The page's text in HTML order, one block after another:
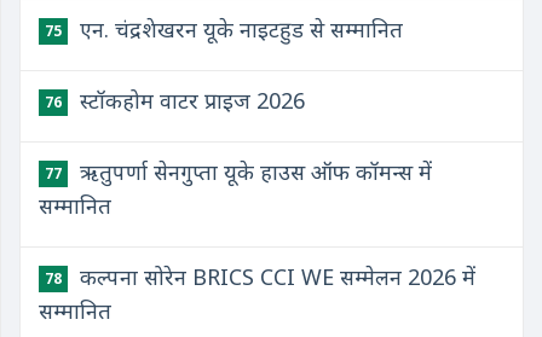
75 एन. चंद्रशेखरन यूके नाइटहुड से सम्मानित
76 स्टॉकहोम वाटर प्राइज 2026
77
ऋतुपर्णा सेनगुप्ता यूके हाउस ऑफ कॉमन्स में
सम्मानित
78
कल्पना सोरेन BRICS CCI WE सम्मेलन 2026 में
सम्मानित